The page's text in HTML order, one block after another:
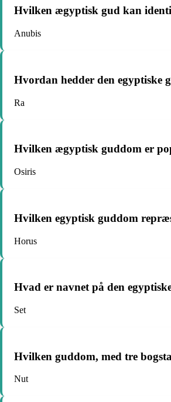
Hvilken ægyptisk gud kan
Anubis
Hvordan hedder den egyptiske
Ra
Hvilken ægyptisk guddom er
Osiris
Hvilken egyptisk guddom
Horus
Hvad er navnet på den
Set
Hvilken guddom, med tre
Nut